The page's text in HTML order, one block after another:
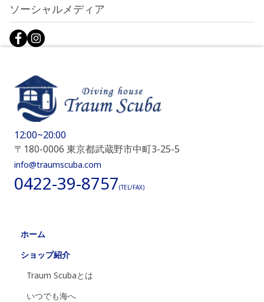
ソーシャルメディア
12:00~20:00
〒180-0006 東京都武蔵野市中町3-25-5
info@traumscuba.com
0422-39-8757(TEL/FAX)
ホーム
ショップ紹介
Traum Scubaとは
いつでも海へ